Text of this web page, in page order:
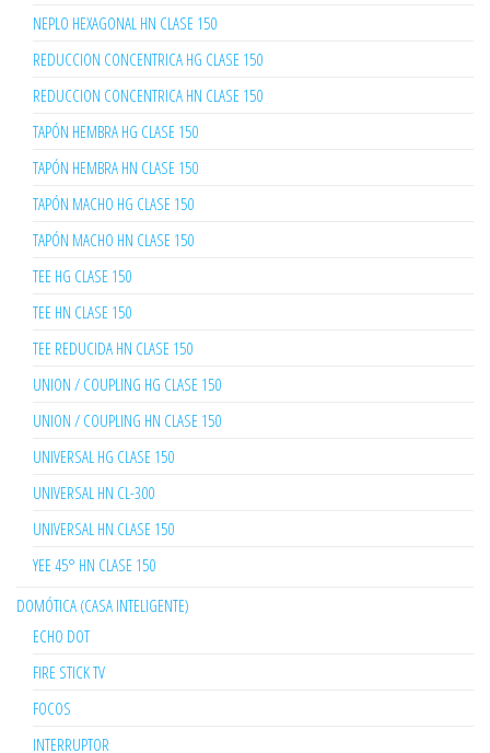
NEPLO HEXAGONAL HN CLASE 150
REDUCCION CONCENTRICA HG CLASE 150
REDUCCION CONCENTRICA HN CLASE 150
TAPÓN HEMBRA HG CLASE 150
TAPÓN HEMBRA HN CLASE 150
TAPÓN MACHO HG CLASE 150
TAPÓN MACHO HN CLASE 150
TEE HG CLASE 150
TEE HN CLASE 150
TEE REDUCIDA HN CLASE 150
UNION / COUPLING HG CLASE 150
UNION / COUPLING HN CLASE 150
UNIVERSAL HG CLASE 150
UNIVERSAL HN CL-300
UNIVERSAL HN CLASE 150
YEE 45° HN CLASE 150
DOMÓTICA (CASA INTELIGENTE)
ECHO DOT
FIRE STICK TV
FOCOS
INTERRUPTOR